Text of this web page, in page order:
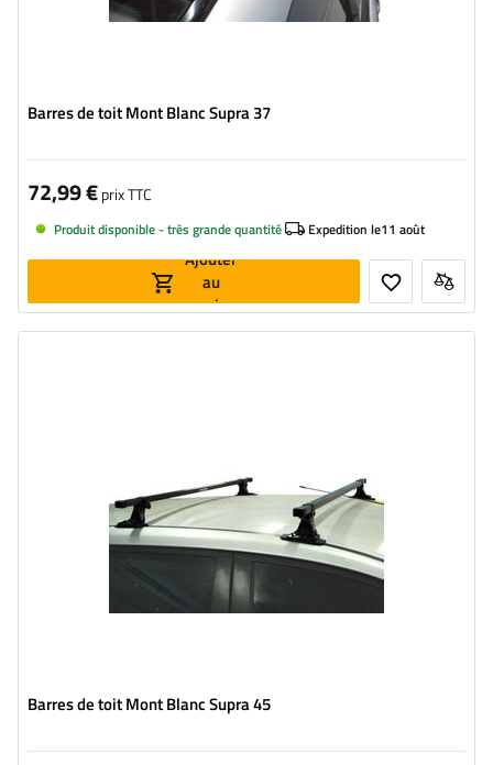
Barres de toit Mont Blanc Supra 37
72,99 €prix TTC
Produit disponible - très grande quantité Expedition le11 août
Ajouter
au
panier
Barres de toit Mont Blanc Supra 45